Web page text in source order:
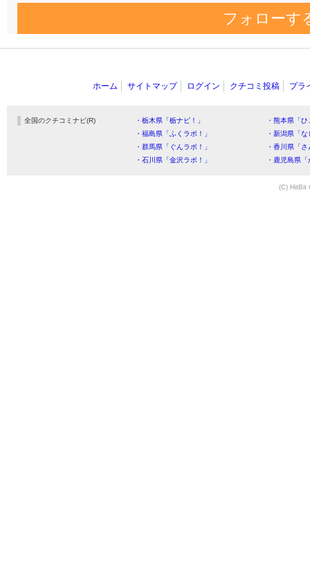
フォローす
ホーム サイトマップ ログイン クチコミ投稿 プラ
全国のクチコミナビ(R) ・栃木県「栃ナビ！」
・熊本県「
・福島県「ふくラボ！」
・新潟県「
・群馬県「ぐんラボ！」
・香川県「
・石川県「金沢ラボ！」
・鹿児島県
(C) HitBit